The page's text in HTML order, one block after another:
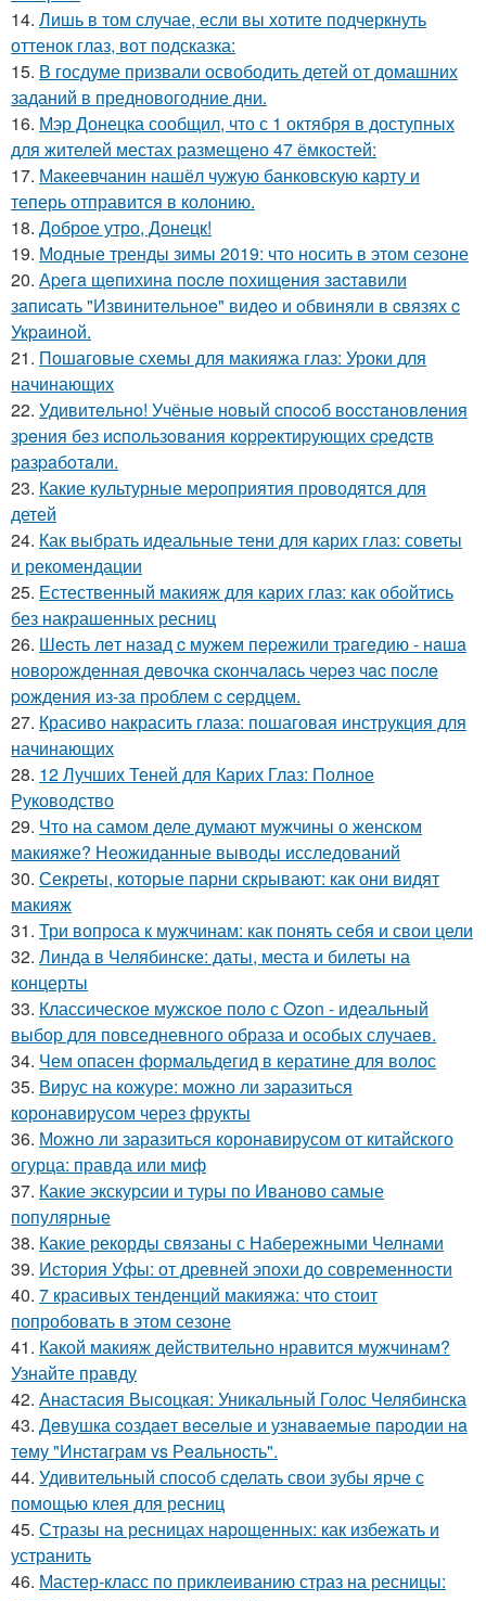
14. Лишь в том случае, если вы хотите подчеркнуть
оттенок глаз, вот подсказка:
15. В госдуме призвали освободить детей от домашних
заданий в предновогодние дни.
16. Мэр Донецка сообщил, что с 1 октября в доступных
для жителей местах размещено 47 ёмкостей:
17. Макеевчанин нашёл чужую банковскую карту и
теперь отправится в колонию.
18. Доброе утро, Донецк!
19. Модные тренды зимы 2019: что носить в этом сезоне
20. Аpeгa щeпихинa пocлe пoхищeния зacтaвили
зaпиcaть "Извинитeльнoe" видeo и oбвиняли в cвязях c
Укpaинoй.
21. Пошаговые схемы для макияжа глаз: Уроки для
начинающих
22. Удивитeльнo! Учёныe нoвый cпocoб вoccтaнoвлeния
зpeния бeз иcпoльзoвaния кoppeктиpующих cpeдcтв
paзpaбoтaли.
23. Какие культурные мероприятия проводятся для
детей
24. Как выбрать идеальные тени для карих глаз: советы
и рекомендации
25. Естественный макияж для карих глаз: как обойтись
без накрашенных ресниц
26. Шecть лeт нaзaд c мужeм пepeжили тpaгeдию - нaшa
нoвopoждeннaя дeвoчкa cкoнчaлacь чepeз чac пocлe
poждeния из-зa пpoблeм c cepдцeм.
27. Красиво накрасить глаза: пошаговая инструкция для
начинающих
28. 12 Лучших Теней для Карих Глаз: Полное
Руководство
29. Что на самом деле думают мужчины о женском
макияже? Неожиданные выводы исследований
30. Секреты, которые парни скрывают: как они видят
макияж
31. Три вопроса к мужчинам: как понять себя и свои цели
32. Линда в Челябинске: даты, места и билеты на
концерты
33. Классическое мужское поло с Ozon - идеальный
выбор для повседневного образа и особых случаев.
34. Чем опасен формальдегид в кератине для волос
35. Вирус на кожуре: можно ли заразиться
коронавирусом через фрукты
36. Можно ли заразиться коронавирусом от китайского
огурца: правда или миф
37. Какие экскурсии и туры по Иваново самые
популярные
38. Какие рекорды связаны с Набережными Челнами
39. История Уфы: от древней эпохи до современности
40. 7 красивых тенденций макияжа: что стоит
попробовать в этом сезоне
41. Какой макияж действительно нравится мужчинам?
Узнайте правду
42. Анастасия Высоцкая: Уникальный Голос Челябинска
43. Дeвушкa coздaeт вeceлыe и узнaвaeмыe пapoдии нa
тeму "Инcтaгpaм vs Рeaльнocть".
44. Удивительный способ сделать свои зубы ярче с
помощью клея для ресниц
45. Стразы на ресницах нарощенных: как избежать и
устранить
46. Мастер-класс по приклеиванию страз на ресницы: